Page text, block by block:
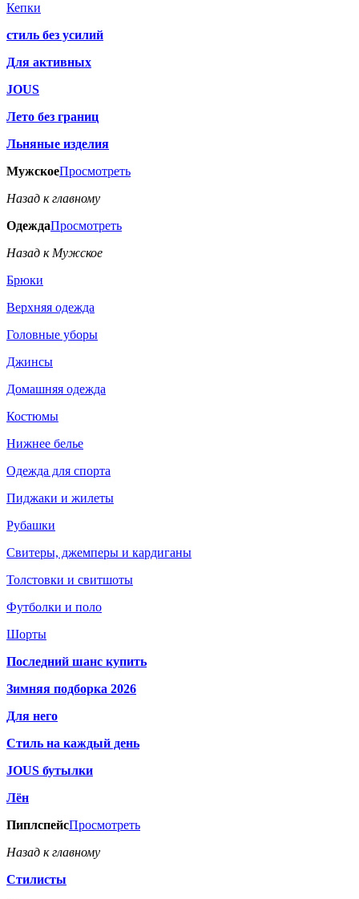
Кепки
стиль без усилий
Для активных
JOUS
Лето без границ
Льняные изделия
МужскоеПросмотреть
Назад к главному
ОдеждаПросмотреть
Назад к Мужское
Брюки
Верхняя одежда
Головные уборы
Джинсы
Домашняя одежда
Костюмы
Нижнее белье
Одежда для спорта
Пиджаки и жилеты
Рубашки
Свитеры, джемперы и кардиганы
Толстовки и свитшоты
Футболки и поло
Шорты
Последний шанс купить
Зимняя подборка 2026
Для него
Стиль на каждый день
JOUS бутылки
Лён
ПиплспейсПросмотреть
Назад к главному
Стилисты